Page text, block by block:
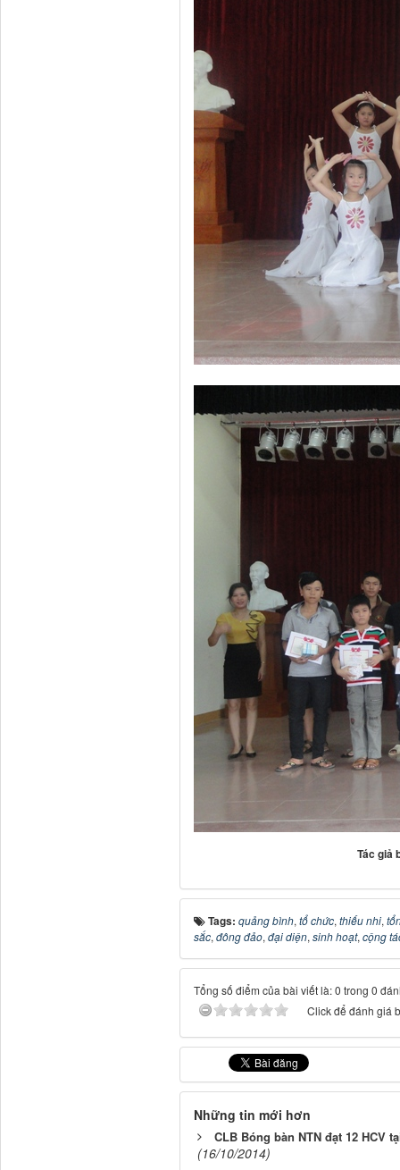
Tác giả
Tags: quảng bình, tổ chức, thiếu nhi,
sắc, đông đảo, đại diện, sinh hoạt, cộng
Tổng số điểm của bài viết là: 0 trong 0
Click để đánh giá
Những tin mới hơn
CLB Bóng bàn NTN đạt 12 HCV
(16/10/2014)